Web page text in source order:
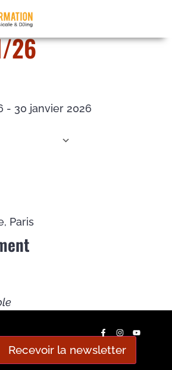
– du 26/01/26
26
- 30 janvier 2026
Paris
Recevoir la newsletter